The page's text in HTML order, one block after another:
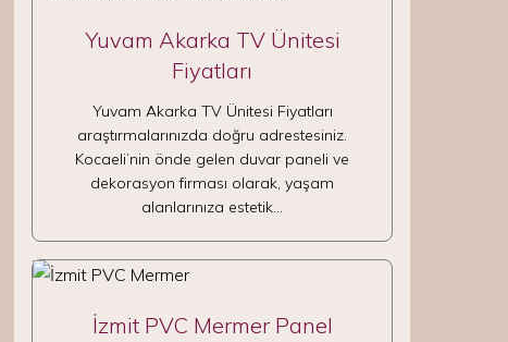
Yuvam Akarka TV Ünitesi
Fiyatları
Yuvam Akarka TV Ünitesi Fiyatları
araştırmalarınızda doğru adrestesiniz.
Kocaeli’nin önde gelen duvar paneli ve
dekorasyon firması olarak, yaşam
alanlarınıza estetik…
İzmit PVC Mermer Panel